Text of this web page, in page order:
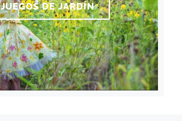
JUEGOS DE JARDÍN